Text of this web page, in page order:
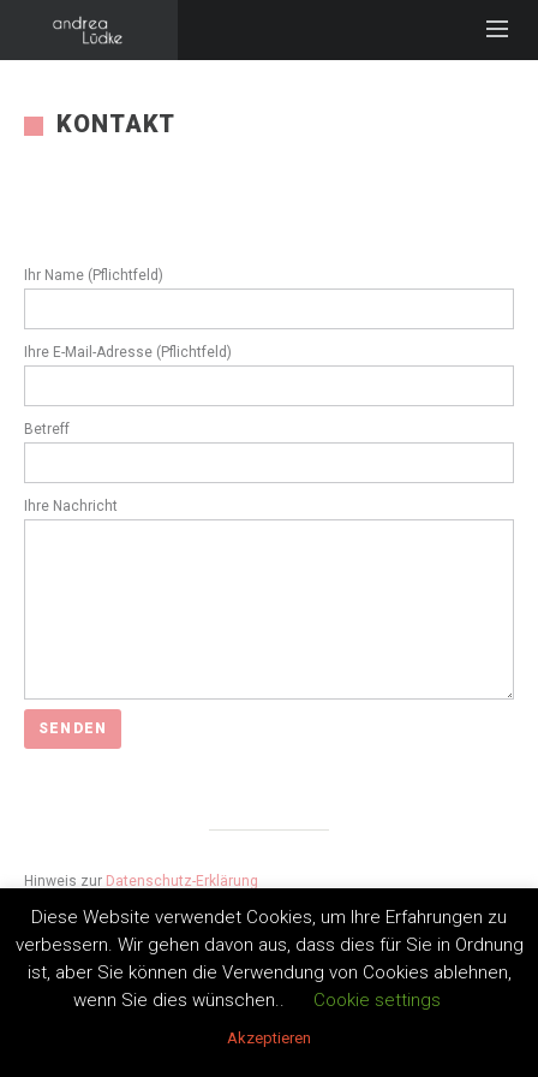
KONTAKT
Ihr Name (Pflichtfeld)
Ihre E-Mail-Adresse (Pflichtfeld)
Betreff
Ihre Nachricht
Hinweis zur Datenschutz-Erklärung
Copyright by Andrea Lüdke 2020. All Rights Reserved.
Diese Website verwendet Cookies, um Ihre Erfahrungen zu
verbessern. Wir gehen davon aus, dass dies für Sie in Ordnung
ist, aber Sie können die Verwendung von Cookies ablehnen,
wenn Sie dies wünschen..
Cookie settings
Akzeptieren